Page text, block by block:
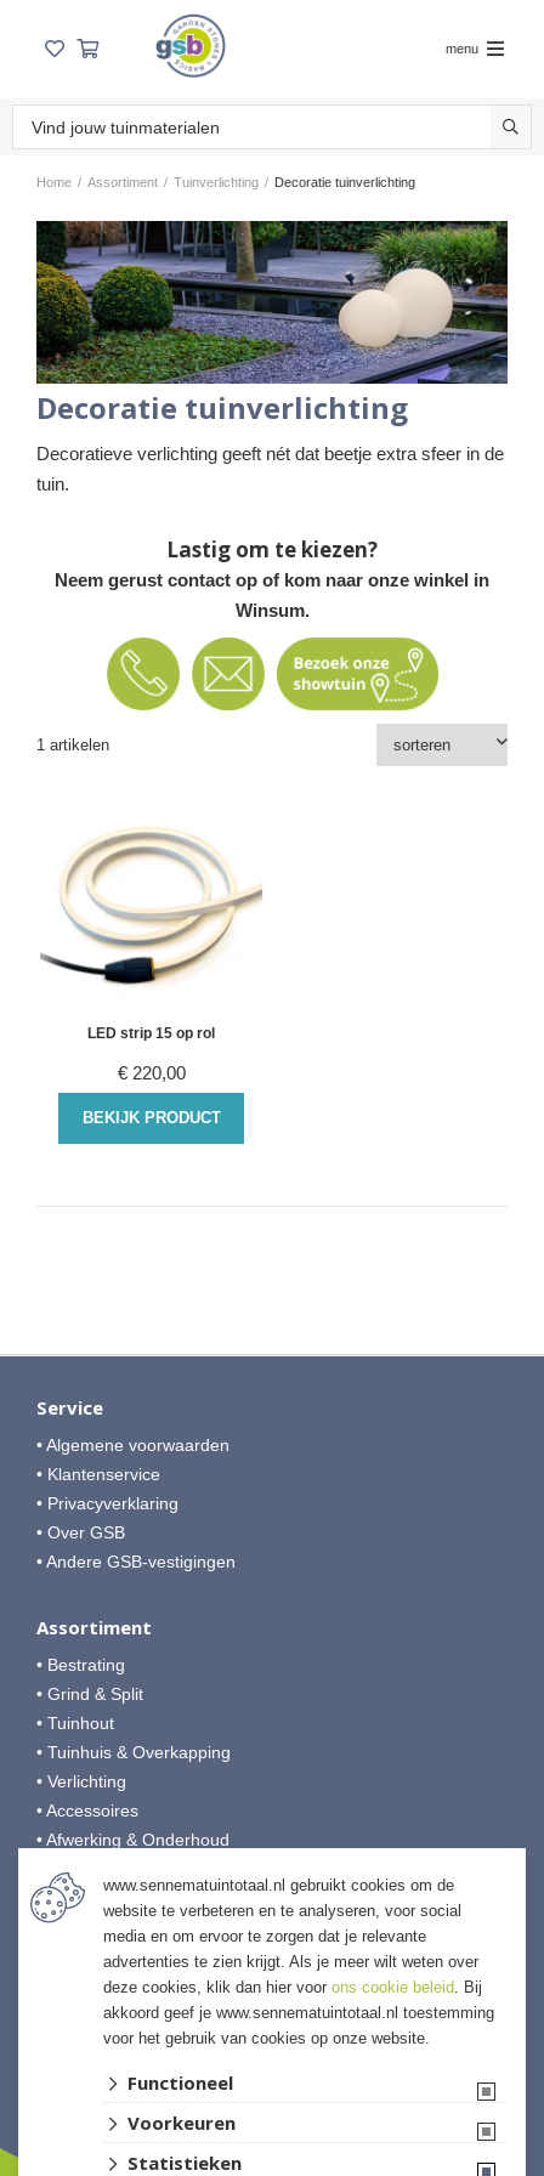
menu
Home / Assortiment / Tuinverlichting / Decoratie tuinverlichting
Decoratie tuinverlichting
Decoratieve verlichting geeft nét dat beetje extra sfeer in de
tuin.
Lastig om te kiezen?
Neem gerust contact op of kom naar onze winkel in
Winsum.
1 artikelen
LED strip 15 op rol
€ 220,00
BEKIJK PRODUCT
Service
• Algemene voorwaarden
• Klantenservice
• Privacyverklaring
• Over GSB
• Andere GSB-vestigingen
Assortiment
• Bestrating
• Grind & Split
• Tuinhout
• Tuinhuis & Overkapping
• Verlichting
• Accessoires
• Afwerking & Onderhoud
Sennema Tuintotaal
Het Aanleg 12
0595-749080
tuintotaal@sennema-groep.nl
www.sennematuintotaal.nl gebruikt cookies om de
website te verbeteren en te analyseren, voor social
media en om ervoor te zorgen dat je relevante
advertenties te zien krijgt. Als je meer wilt weten over
deze cookies, klik dan hier voor ons cookie beleid. Bij
akkoord geef je www.sennematuintotaal.nl toestemming
voor het gebruik van cookies op onze website.
Functioneel
Voorkeuren
Statistieken